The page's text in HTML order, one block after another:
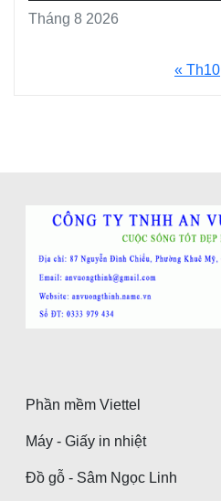
Tháng 8 2026
« Th10
Phần mềm Viettel
Máy - Giấy in nhiệt
Đồ gỗ - Sâm Ngọc Linh